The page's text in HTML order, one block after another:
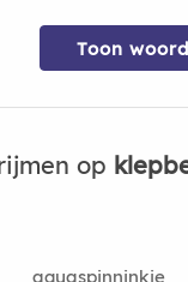
Toon
op
aquaspinninkje